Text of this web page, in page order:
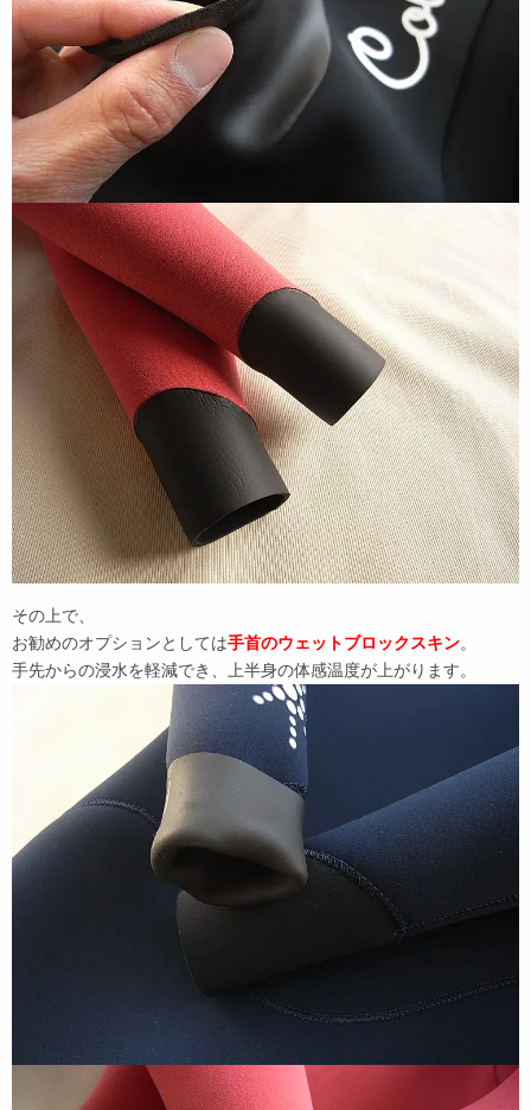
その上で、
お勧めのオプションとしては手首のウェットブロックスキン。
手先からの浸水を軽減でき、上半身の体感温度が上がります。